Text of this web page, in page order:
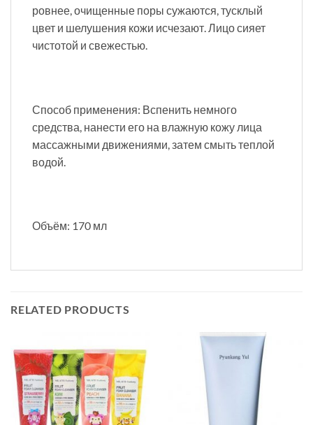
ровнее, очищенные поры сужаются, тусклый
цвет и шелушения кожи исчезают. Лицо сияет
чистотой и свежестью.
Способ применения: Вспенить немного
средства, нанести его на влажную кожу лица
массажными движениями, затем смыть теплой
водой.
Объём: 170 мл
RELATED PRODUCTS